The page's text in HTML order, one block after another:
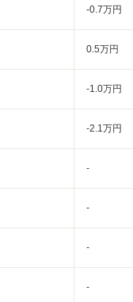
-0.7万円
0.5万円
-1.0万円
-2.1万円
-
-
-
-